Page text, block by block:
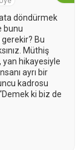
döndürmek
bunu
Bu
Müthiş
yan hikayesiyle
ayrı bir
kadrosu
ki biz de